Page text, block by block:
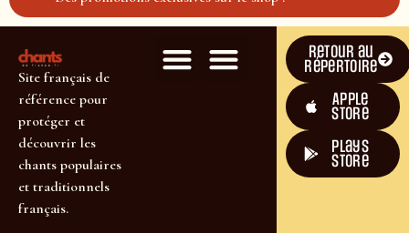
Site français de
référence pour
protéger et
découvrir les
chants populaires
et traditionnels
français.
Retour au
répertoire
Apple
Store
plays
store